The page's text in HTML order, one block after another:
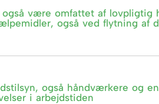
også være omfattet af lovpligtig
også ved flytning af
også håndværkere og
i arbejdstiden